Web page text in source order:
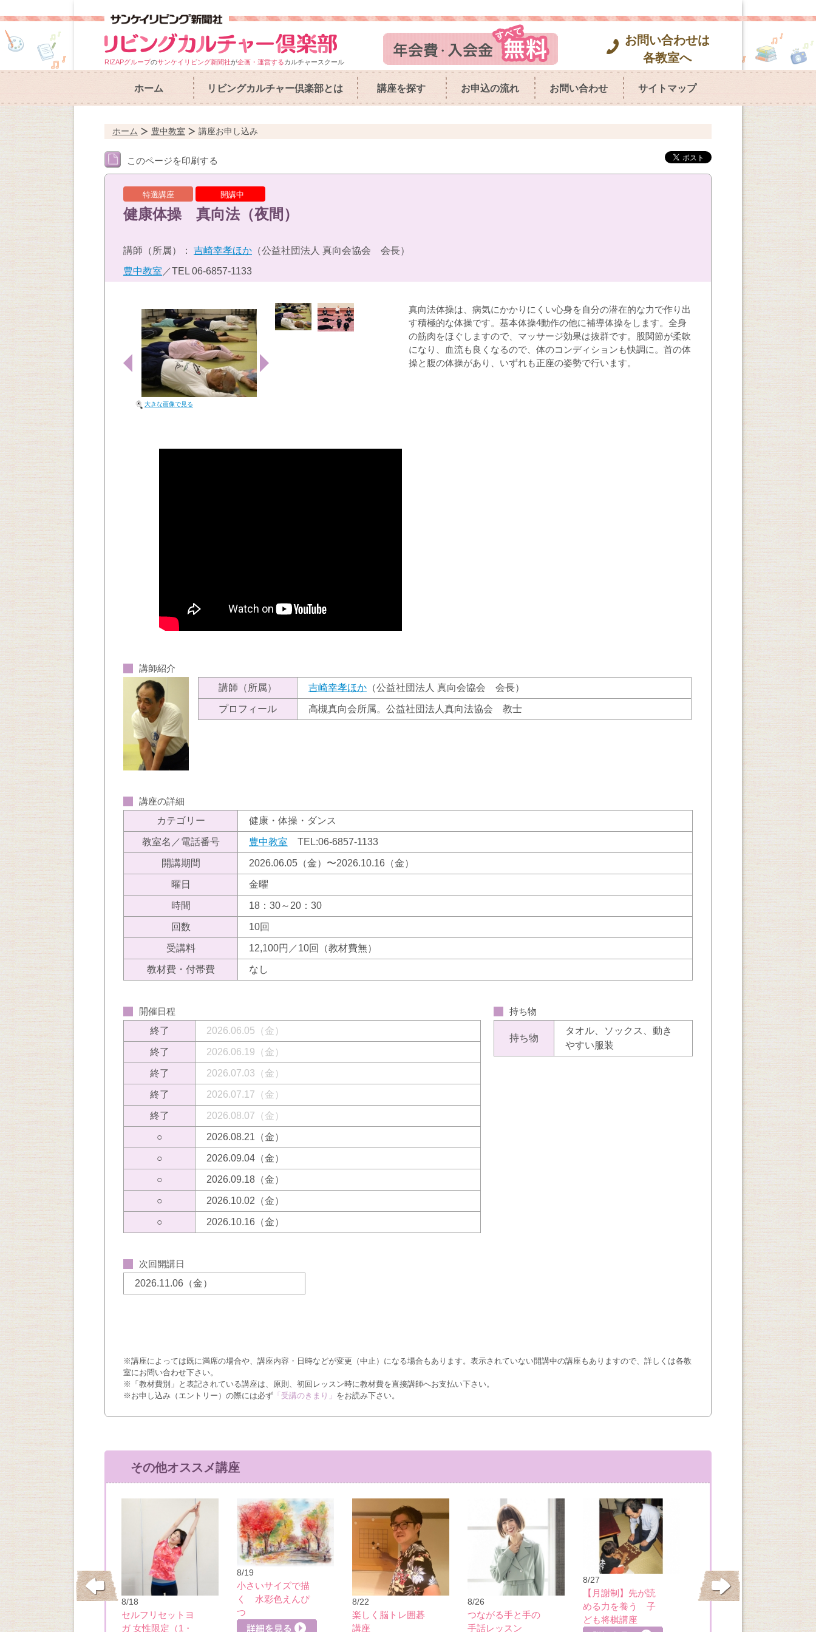
RIZAPグループのサンケイリビング新聞社が企画・運営するカルチャースクール
お問い合わせは
各教室へ
ホーム リビングカルチャー倶楽部とは 講座を探す お申込の流れ お問い合わせ サイトマップ
ホーム 豊中教室 講座お申し込み
このページを印刷する
特選講座 開講中
健康体操 真向法（夜間）
講師（所属）： 吉崎幸孝ほか （公益社団法人 真向会協会 会長）
豊中教室 ／TEL 06-6857-1133
大きな画像で見る
真向法体操は、病気にかかりにくい心身を自分の潜在的な力で作り出
す積極的な体操です。基本体操4動作の他に補導体操をします。全身
の筋肉をほぐしますので、マッサージ効果は抜群です。股関節が柔軟
になり、血流も良くなるので、体のコンディションも快調に。首の体
操と腹の体操があり、いずれも正座の姿勢で行います。
講師紹介
講師（所属）
吉崎幸孝ほか （公益社団法人 真向会協会 会長）
プロフィール 高槻真向会所属。公益社団法人真向法協会 教士
講座の詳細
カテゴリー
健康・体操・ダンス
教室名／電話番号 豊中教室 TEL:06-6857-1133
開講期間 2026.06.05（金）〜2026.10.16（金）
曜日 金曜
時間 18：30～20：30
回数 10回
受講料 12,100円／10回（教材費無）
教材費・付帯費 なし
開催日程
終了
2026.06.05（金）
終了 2026.06.19（金）
終了 2026.07.03（金）
終了 2026.07.17（金）
終了 2026.08.07（金）
○ 2026.08.21（金）
○ 2026.09.04（金）
○ 2026.09.18（金）
○ 2026.10.02（金）
○ 2026.10.16（金）
持ち物
持ち物
タオル、ソックス、動き
やすい服装
次回開講日
2026.11.06（金）
※講座によっては既に満席の場合や、講座内容・日時などが変更（中止）になる場合もあります。表示されていない開講中の講座もありますので、詳しくは各教
室にお問い合わせ下さい。
※「教材費別」と表記されている講座は、原則、初回レッスン時に教材費を直接講師へお支払い下さい。
※お申し込み（エントリー）の際には必ず 「受講のきまり」 をお読み下さい。
その他オススメ講座
10/21
全身スッキリピラ
ティス（13：00）
8/18
セルフリセットヨ
ガ 女性限定（1・
8/19
小さいサイズで描
く 水彩色えんぴ
つ
8/22
楽しく脳トレ囲碁
講座
8/26
つながる手と手の
手話レッスン
8/27
【月謝制】先が読
める力を養う 子
ども将棋講座
定員３名 カラー
詳細を見る